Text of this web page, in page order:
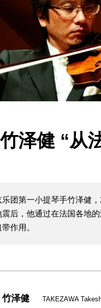
泽健 “从
团第一小提琴手竹泽健
后，他通过在法国各地
作用。
竹泽健 TAKEZAWA